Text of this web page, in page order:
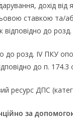
дохід від
ставкою та/
до
до розд. IV ПКУ
до п. 174.3
ресурс ДПС
за